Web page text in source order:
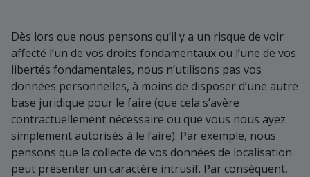
Dès lors que nous pensons qu’il y a un risque de voir
affecté l’un de vos droits fondamentaux ou l’une de vos
libertés fondamentales, nous n’utilisons pas vos
données personnelles, à moins de disposer d’une autre
base juridique pour le faire (que cela s’avère
contractuellement nécessaire ou que vous nous ayez
simplement autorisés à le faire). Par exemple, nous
pensons que la collecte de vos données de localisation
peut présenter un caractère intrusif. Par conséquent,